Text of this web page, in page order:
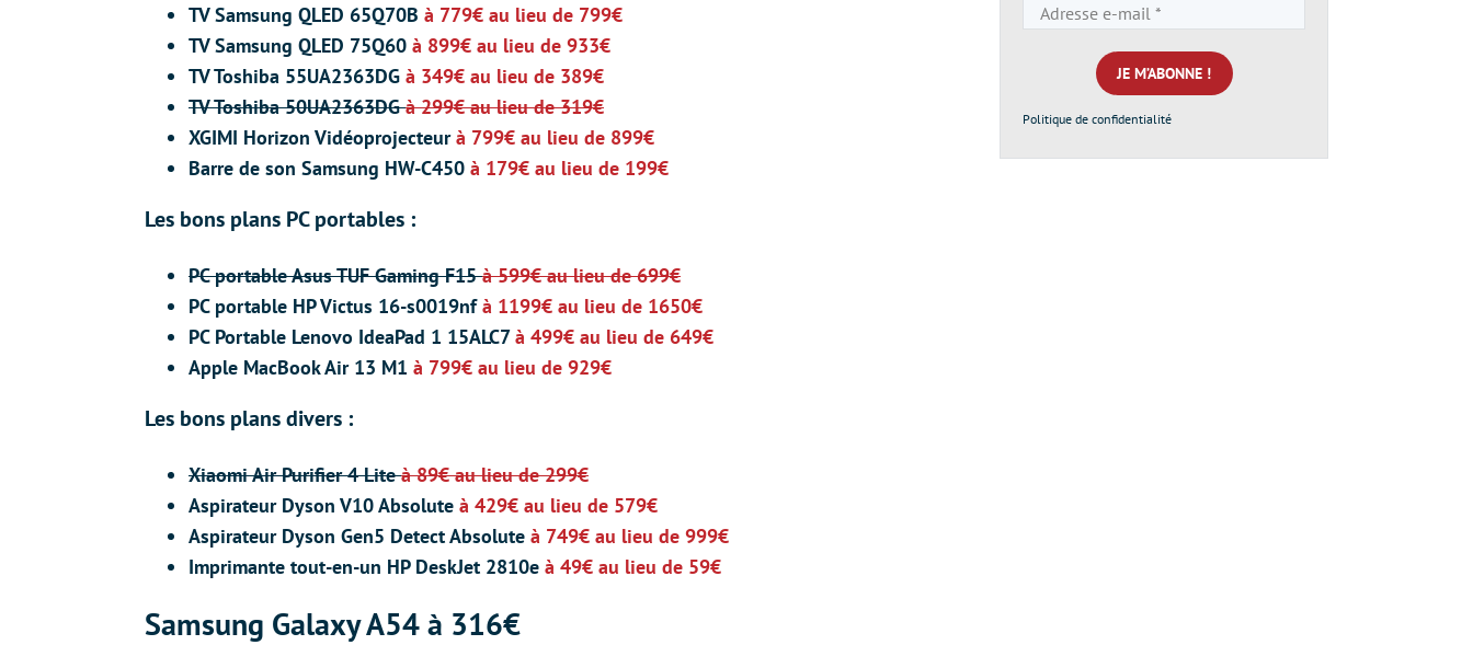
TV Samsung QLED 65Q70B à 779€ au lieu de 799€
TV Samsung QLED 75Q60 à 899€ au lieu de 933€
TV Toshiba 55UA2363DG à 349€ au lieu de 389€
TV Toshiba 50UA2363DGà 299€ au lieu de 319€
XGIMI Horizon Vidéoprojecteurà 799€ au lieu de 899€
Barre de son Samsung HW-C450 à 179€ au lieu de 199€
Les bons plans PC portables :
PC portable Asus TUF Gaming F15à 599€ au lieu de 699€
PC portable HP Victus 16-s0019nfà 1199€ au lieu de 1650€
PC Portable Lenovo IdeaPad 1 15ALC7à 499€ au lieu de 649€
Apple MacBook Air 13 M1 à 799€ au lieu de 929€
Les bons plans divers :
Xiaomi Air Purifier 4 Liteà 89€ au lieu de 299€
Aspirateur Dyson V10 Absolute à 429€ au lieu de 579€
Aspirateur Dyson Gen5 Detect Absolute à 749€ au lieu de 999€
Imprimante tout-en-un HP DeskJet 2810e à 49€ au lieu de 59€
Samsung Galaxy A54 à 316€
e-
mail
*
Politique de confidentialité